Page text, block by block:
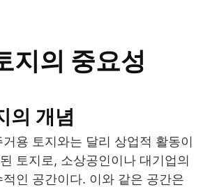
지의 중요성
의 개념
용 토지와는 달리 상업적 활동이
토지로, 소상공인이나 대기업의
인 공간이다. 이와 같은 공간은